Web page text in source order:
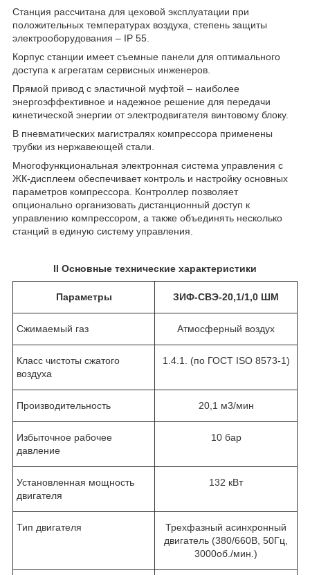
Станция рассчитана для цеховой эксплуатации при
положительных температурах воздуха, степень защиты
электрооборудования – IP 55.
Корпус станции имеет съемные панели для оптимального
доступа к агрегатам сервисных инженеров.
Прямой привод с эластичной муфтой – наиболее
энергоэффективное и надежное решение для передачи
кинетической энергии от электродвигателя винтовому блоку.
В пневматических магистралях компрессора применены
трубки из нержавеющей стали.
Многофункциональная электронная система управления с
ЖК-дисплеем обеспечивает контроль и настройку основных
параметров компрессора. Контроллер позволяет
опционально организовать дистанционный доступ к
управлению компрессором, а также объединять несколько
станций в единую систему управления.
II Основные технические характеристики
Параметры ЗИФ-СВЭ-20,1/1,0 ШМ
Сжимаемый газ Атмосферный воздух
Класс чистоты сжатого
воздуха
1.4.1. (по ГОСТ ISO 8573-1)
Производительность 20,1 м3/мин
Избыточное рабочее
давление
10 бар
Установленная мощность
двигателя
132 кВт
Тип двигателя
Трехфазный асинхронный
двигатель (380/660В, 50Гц,
3000об./мин.)